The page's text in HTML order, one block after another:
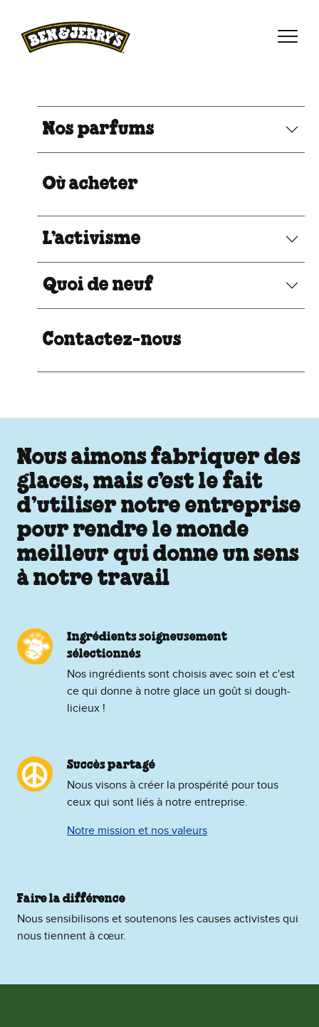
Nos parfums
Où acheter
L’activisme
Quoi de neuf
Contactez-nous
Nous aimons fabriquer des
glaces, mais c’est le fait
d’utiliser notre entreprise
pour rendre le monde
meilleur qui donne un sens
à notre travail
Ingrédients soigneusement
sélectionnés
Nos ingrédients sont choisis avec soin et c'est
ce qui donne à notre glace un goût si dough-
licieux !
Succès partagé
Nous visons à créer la prospérité pour tous
ceux qui sont liés à notre entreprise.
Notre mission et nos valeurs
Faire la différence
Nous sensibilisons et soutenons les causes activistes qui
nous tiennent à cœur.